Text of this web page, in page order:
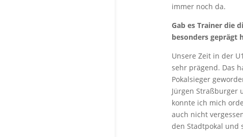
immer noch da.
Gab es Trainer die
besonders geprägt
Unsere Zeit in der
sehr prägend. Das
Pokalsieger
Jürgen Straßburger
konnte ich mich
auch nicht
den Stadtpokal und